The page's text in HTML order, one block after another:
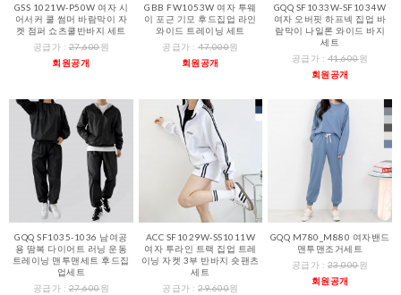
GSS 1021W-P50W 여자 시
어서커 쿨 썸머 바람막이 자
켓 점퍼 쇼츠쿨반바지 세트
공급가 :27,600원
회원공개
GBB FW1053W 여자 투웨
이 포근 기모 후드집업 라인
와이드 트레이닝 세트
공급가 :47,000원
회원공개
GQQ SF1033W-SF1034W
여자 오버핏 하프넥 집업 바
람막이 나일론 와이드 바지
세트
공급가 : 41,600원
회원공개
GQQ SF1035-1036 남여공
용 땀복 다이어트 러닝 운동
트레이닝 맨투맨세트 후드집
업세트
공급가 :27,600원
ACC SF1029W-SS1011W
여자 투라인 트랙 집업 트레
이닝 자켓 3부 반바지 숏팬츠
세트
공급가 :29,600원
GQQ M780_M880 여자밴드
맨투맨조거세트
공급가 : 23,000원
회원공개